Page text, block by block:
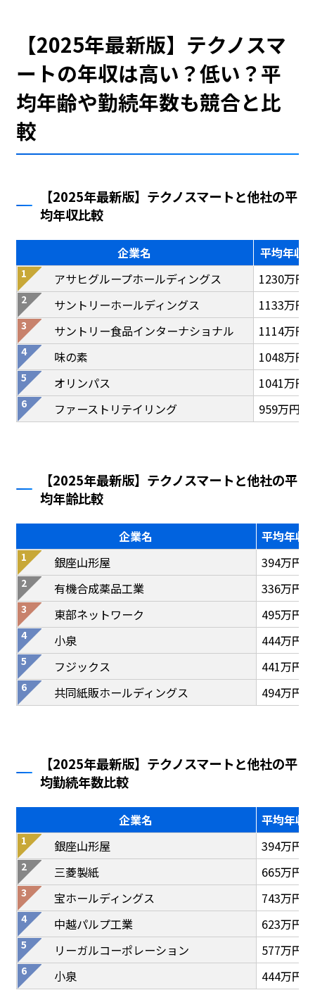
【2025年最新版】テクノスマ
ートの年収は高い？低い？平
均年齢や勤続年数も競合と比
較
【2025年最新版】テクノスマートと他社の平
均年収比較
企業名
平均年収
アサヒグループホールディングス
1230万円
サントリーホールディングス
1133万円
サントリー食品インターナショナル
1114万円
味の素
1048万円
オリンパス
1041万円
ファーストリテイリング
959万円
【2025年最新版】テクノスマートと他社の平
均年齢比較
企業名
平均年収
銀座山形屋
394万円
有機合成薬品工業
336万円
東部ネットワーク
495万円
小泉
444万円
フジックス
441万円
共同紙販ホールディングス
494万円
【2025年最新版】テクノスマートと他社の平
均勤続年数比較
企業名
平均年収
銀座山形屋
394万円
三菱製紙
665万円
宝ホールディングス
743万円
中越パルプ工業
623万円
リーガルコーポレーション
577万円
小泉
444万円